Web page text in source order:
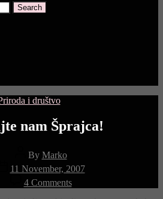
Categories
i društvo
nam Šprajca!
Post
author
By Marko
Post
date
11 November, 2007
4 Commentson
Ne